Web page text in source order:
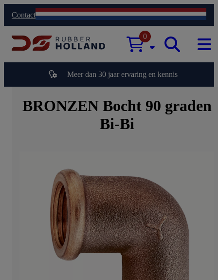
Contact
0
Meer dan 30 jaar ervaring en kennis
BRONZEN Bocht 90 graden
Bi-Bi